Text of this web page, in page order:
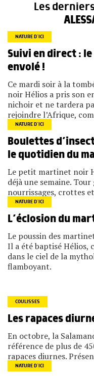
Les
NATURE D’ICI
Suivi en direct :
envolé !
Ce mardi soir à la
noir Hélios a pris son
nichoir et ne tardera
rejoindre l’Afrique,
NATURE D’ICI
Boulettes
le quotidien du
Le petit martinet noir
déjà une semaine.
nourrissages, crottes
NATURE D’ICI
L’éclosion du
Le poussin des
Il a été baptisé Hélios,
dans le ciel de la
flamboyant.
COULISSES
Les rapaces
En octobre, la
référence de plus de
rapaces diurnes.
NATURE D’ICI